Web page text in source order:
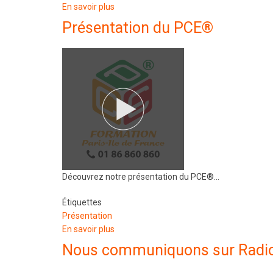
En savoir plus
Transférable
dans
toute
la
France
Présentation du PCE®
Découvrez notre présentation du PCE®...
Étiquettes
Présentation
En savoir plus
du
Nous communiquons sur